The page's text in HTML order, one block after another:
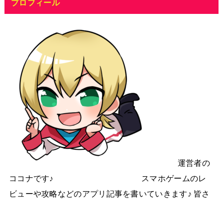
プロフィール
運営者の
ココナです♪ スマホゲームのレ
ビューや攻略などのアプリ記事を書いていきます♪ 皆さ